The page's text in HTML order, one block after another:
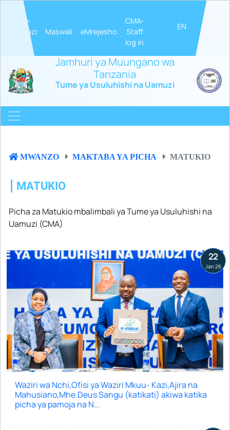
e-
Utatuzi
Maswali eMrejesho
CMA-
Staff
log in
EN
Jamhuri ya Muungano wa
Tanzania
Tume ya Usuluhishi na Uamuzi
MWANZO MAKTABA YA PICHA MATUKIO
MATUKIO
Picha za Matukio mbalimbali ya Tume ya Usuluhishi na
Uamuzi (CMA)
22
Jan 26
Waziri wa Nchi,Ofisi ya Waziri Mkuu- Kazi,Ajira na
Mahusiano,Mhe.Deus Sangu (katikati) akiwa katika
picha ya pamoja na N...